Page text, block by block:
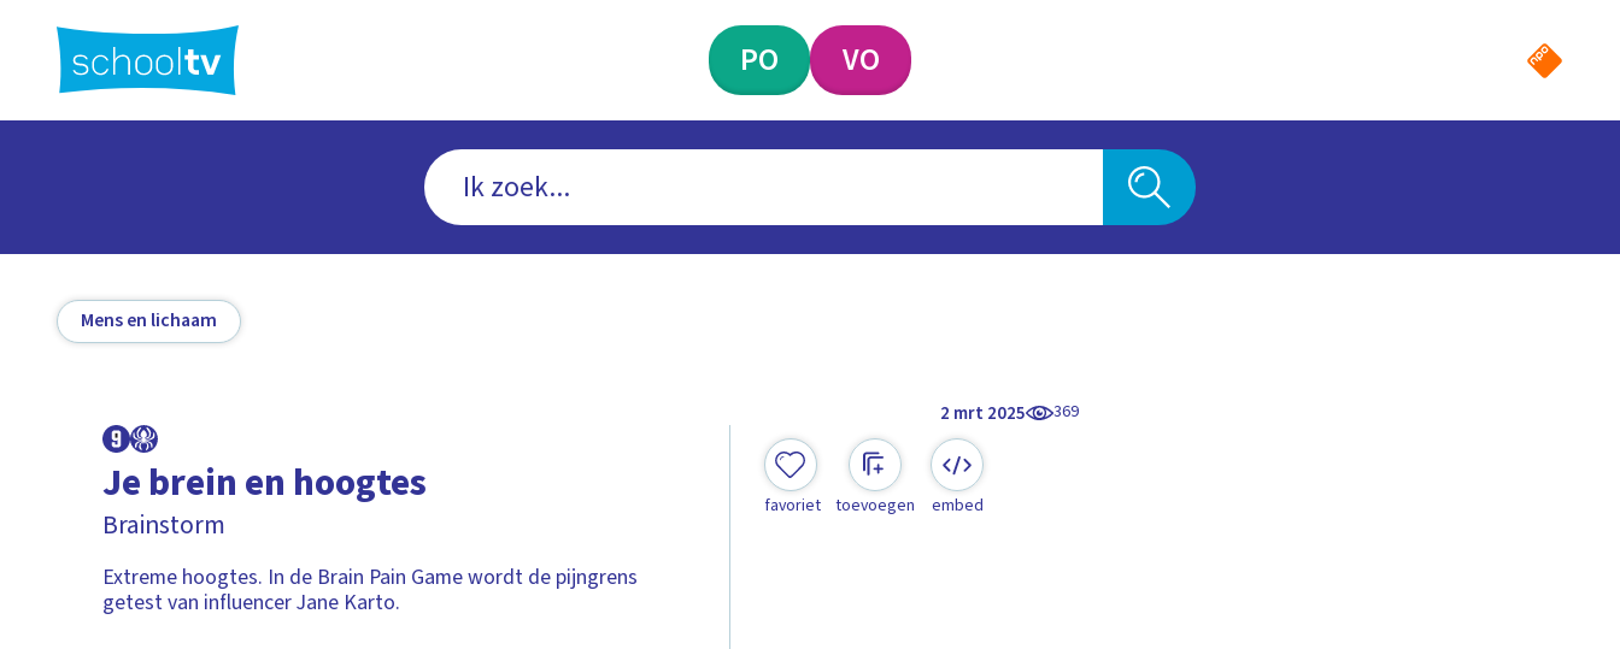
hoofdinhoud
PO VO
Mens en lichaam
2 mrt 2025 369
Je brein en hoogtes
Brainstorm
Extreme hoogtes. In de Brain Pain Game wordt de pijngrens
getest van influencer Jane Karto.
favoriet toevoegen embed